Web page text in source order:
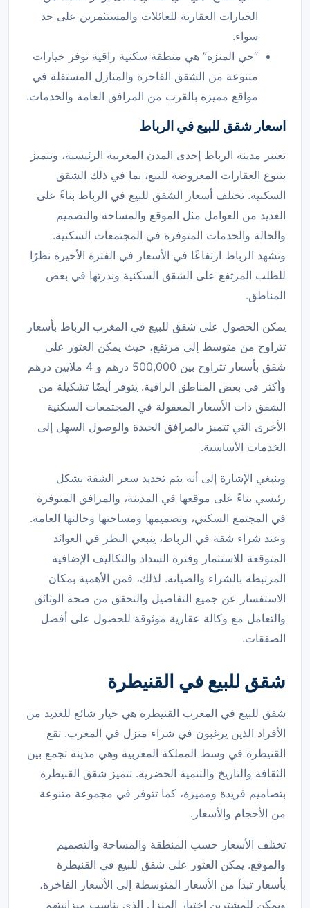
الخيارات العقارية للعائلات والمستثمرين على حد
سواء.
“حي المنزه” هي منطقة سكنية راقية توفر خيارات
متنوعة من الشقق الفاخرة والمنازل المستقلة في
مواقع مميزة بالقرب من المرافق العامة والخدمات.
اسعار شقق للبيع في الرباط
تعتبر مدينة الرباط إحدى المدن المغربية الرئيسية، وتتميز
بتنوع العقارات المعروضة للبيع، بما في ذلك الشقق
السكنية. تختلف أسعار الشقق للبيع في الرباط بناءً على
العديد من العوامل مثل الموقع والمساحة والتصميم
والحالة والخدمات المتوفرة في المجتمعات السكنية.
وتشهد الرباط ارتفاعًا في الأسعار في الفترة الأخيرة نظرًا
للطلب المرتفع على الشقق السكنية وندرتها في بعض
المناطق.
يمكن الحصول على شقق للبيع في المغرب الرباط بأسعار
تتراوح من متوسط إلى مرتفع، حيث يمكن العثور على
شقق بأسعار تتراوح بين 500,000 درهم و 4 ملايين درهم
وأكثر في بعض المناطق الراقية. يتوفر أيضًا تشكيلة من
الشقق ذات الأسعار المعقولة في المجتمعات السكنية
الأخرى التي تتميز بالمرافق الجيدة والوصول السهل إلى
الخدمات الأساسية.
وينبغي الإشارة إلى أنه يتم تحديد سعر الشقة بشكل
رئيسي بناءً على موقعها في المدينة، والمرافق المتوفرة
في المجتمع السكني، وتصميمها ومساحتها وحالتها العامة.
وعند شراء شقة في الرباط، ينبغي النظر في العوائد
المتوقعة للاستثمار وفترة السداد والتكاليف الإضافية
المرتبطة بالشراء والصيانة. لذلك، فمن الأهمية بمكان
الاستفسار عن جميع التفاصيل والتحقق من صحة الوثائق
والتعامل مع وكالة عقارية موثوقة للحصول على أفضل
الصفقات.
شقق للبيع في القنيطرة
شقق للبيع في المغرب القنيطرة هي خيار شائع للعديد من
الأفراد الذين يرغبون في شراء منزل في المغرب. تقع
القنيطرة في وسط المملكة المغربية وهي مدينة تجمع بين
الثقافة والتاريخ والتنمية الحضرية. تتميز شقق القنيطرة
بتصاميم فريدة ومميزة، كما تتوفر في مجموعة متنوعة
من الأحجام والأسعار.
تختلف الأسعار حسب المنطقة والمساحة والتصميم
والموقع. يمكن العثور على شقق للبيع في القنيطرة
بأسعار تبدأ من الأسعار المتوسطة إلى الأسعار الفاخرة،
ويمكن للمشترين اختيار المنزل الذي يناسب ميزانيتهم